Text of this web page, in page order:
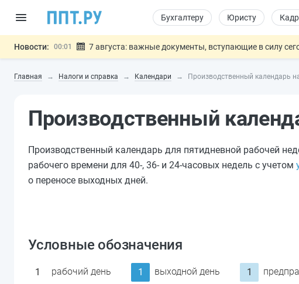
Бухгалтеру Юристу
Новости: 00:01 7 августа: важные документы, вступающие в силу
06.08 Подписан указ об отмене спецрежима для вкладов
Обеспечительный платёж СПОТ могут
Главная Налоги и справка Календари Производственный календарь
Производственный
Производственный календарь для пятидневной рабочей
рабочего времени для 40-, 36- и 24-часовых недель с учетом
о переносе выходных дней.
Условные обозначения
1 рабочий день 1 выходной день 1